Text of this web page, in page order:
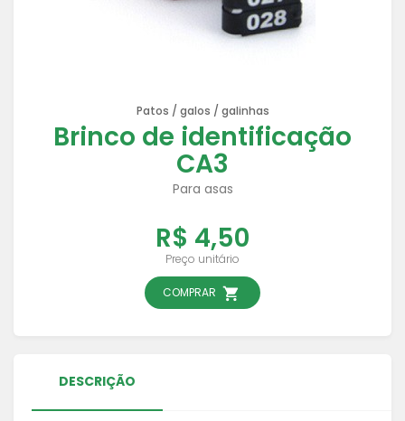
Patos / galos / galinhas
Brinco de identificação
CA3
Para asas
R$ 4,50
Preço unitário
COMPRAR
DESCRIÇÃO